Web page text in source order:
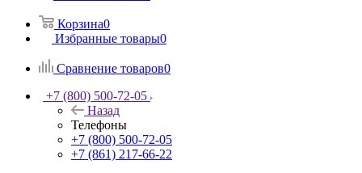
Корзина0
Избранные товары0
Сравнение товаров0
+7 (800) 500-72-05
Назад
Телефоны
+7 (800) 500-72-05
+7 (861) 217-66-22